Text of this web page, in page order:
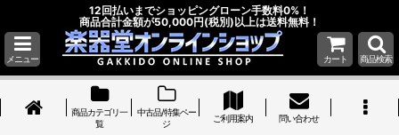
12回払いまでショッピングローン手数料0%！
商品合計金額が50,000円(税別)以上は送料無料！
メニュー カート 商品検索
商品カテゴリ一
覧
中古品/特集ペー
ジ
ご利用案内 問い合わせ